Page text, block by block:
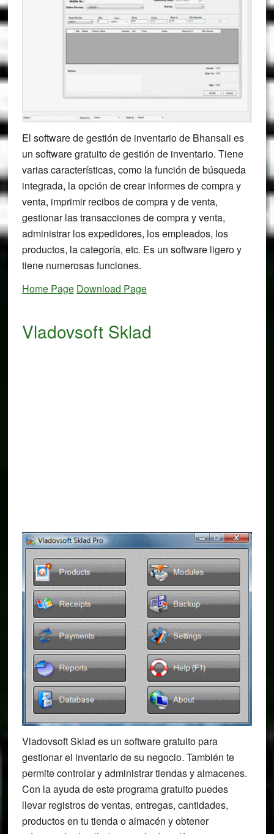
El software de gestión de inventario de Bhansali es
un software gratuito de gestión de inventario. Tiene
varias características, como la función de búsqueda
integrada, la opción de crear informes de compra y
venta, imprimir recibos de compra y de venta,
gestionar las transacciones de compra y venta,
administrar los expedidores, los empleados, los
productos, la categoría, etc. Es un software ligero y
tiene numerosas funciones.
Home Page Download Page
Vladovsoft Sklad
Vladovsoft Sklad es un software gratuito para
gestionar el inventario de su negocio. También te
permite controlar y administrar tiendas y almacenes.
Con la ayuda de este programa gratuito puedes
llevar registros de ventas, entregas, cantidades,
productos en tu tienda o almacén y obtener